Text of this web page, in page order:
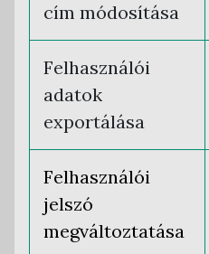
cím módosítása
Felhasználói
adatok
exportálása
Felhasználói
jelszó
megváltoztatása